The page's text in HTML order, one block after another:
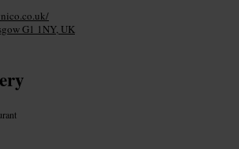
G1 1NY, UK